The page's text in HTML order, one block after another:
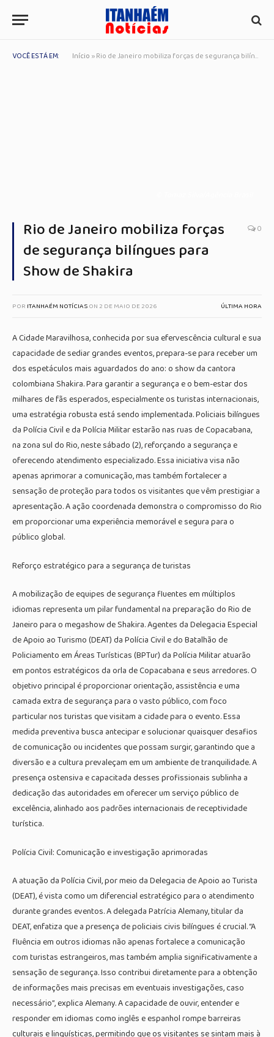
VOCÊ ESTÁ EM: Início »Rio de Janeiro mobiliza forças de segurança bilíngues para Show de Shakira
Rio de Janeiro mobiliza forças
de segurança bilíngues para
Show de Shakira
0
POR ITANHAÉM NOTÍCIASON2 DE MAIO DE 2026 ÚLTIMA HORA
A Cidade Maravilhosa, conhecida por sua efervescência cultural e sua
capacidade de sediar grandes eventos, prepara-se para receber um
dos espetáculos mais aguardados do ano: o show da cantora
colombiana Shakira. Para garantir a segurança e o bem-estar dos
milhares de fãs esperados, especialmente os turistas internacionais,
uma estratégia robusta está sendo implementada. Policiais bilíngues
da Polícia Civil e da Polícia Militar estarão nas ruas de Copacabana,
na zona sul do Rio, neste sábado (2), reforçando a segurança e
oferecendo atendimento especializado. Essa iniciativa visa não
apenas aprimorar a comunicação, mas também fortalecer a
sensação de proteção para todos os visitantes que vêm prestigiar a
apresentação. A ação coordenada demonstra o compromisso do Rio
em proporcionar uma experiência memorável e segura para o
público global.
Reforço estratégico para a segurança de turistas
A mobilização de equipes de segurança fluentes em múltiplos
idiomas representa um pilar fundamental na preparação do Rio de
Janeiro para o megashow de Shakira. Agentes da Delegacia Especial
de Apoio ao Turismo (DEAT) da Polícia Civil e do Batalhão de
Policiamento em Áreas Turísticas (BPTur) da Polícia Militar atuarão
em pontos estratégicos da orla de Copacabana e seus arredores. O
objetivo principal é proporcionar orientação, assistência e uma
camada extra de segurança para o vasto público, com foco
particular nos turistas que visitam a cidade para o evento. Essa
medida preventiva busca antecipar e solucionar quaisquer desafios
de comunicação ou incidentes que possam surgir, garantindo que a
diversão e a cultura prevaleçam em um ambiente de tranquilidade. A
presença ostensiva e capacitada desses profissionais sublinha a
dedicação das autoridades em oferecer um serviço público de
excelência, alinhado aos padrões internacionais de receptividade
turística.
Polícia Civil: Comunicação e investigação aprimoradas
A atuação da Polícia Civil, por meio da Delegacia de Apoio ao Turista
(DEAT), é vista como um diferencial estratégico para o atendimento
durante grandes eventos. A delegada Patrícia Alemany, titular da
DEAT, enfatiza que a presença de policiais civis bilíngues é crucial. “A
fluência em outros idiomas não apenas fortalece a comunicação
com turistas estrangeiros, mas também amplia significativamente a
sensação de segurança. Isso contribui diretamente para a obtenção
de informações mais precisas em eventuais investigações, caso
necessário”, explica Alemany. A capacidade de ouvir, entender e
responder em idiomas como inglês e espanhol rompe barreiras
culturais e linguísticas, permitindo que os visitantes se sintam mais à